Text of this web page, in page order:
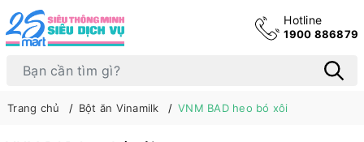
Hotline
1900 886879
Trang chủ Bột ăn Vinamilk VNM BAD heo bó xôi